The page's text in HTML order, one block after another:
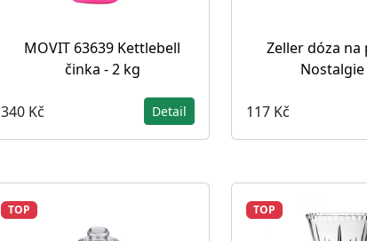
MOVIT 63639 Kettlebell
činka - 2 kg
340 Kč Detail
Zeller dóza
Nostalgie
117 Kč
TOP TOP